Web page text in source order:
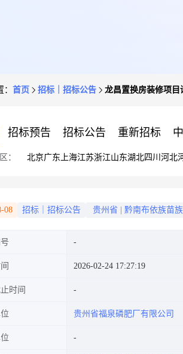
首页 招标｜招标公告 龙昌置换房装修项目
招标预告 招标公告 重新招标
： 北京广东 上海江苏浙江山东湖北四川 河北
08 招标｜招标公告 贵州省 黔南布依族苗
2026-02-24 17:27:19
时间
贵州省福泉磷肥厂有限公司